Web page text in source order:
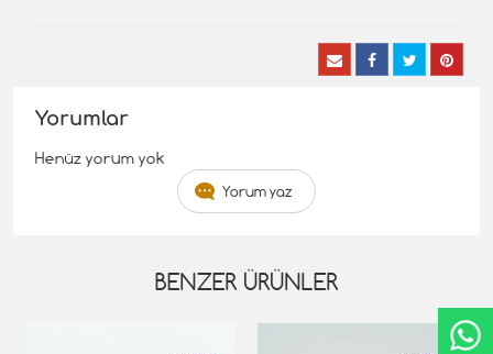
Yorumlar
Henüz yorum yok
Yorum yaz
BENZER ÜRÜNLER